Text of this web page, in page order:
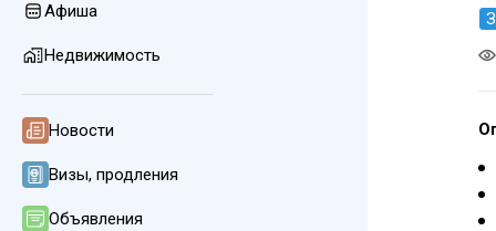
Афиша
Недвижимость
Новости
Визы, продления
Объявления